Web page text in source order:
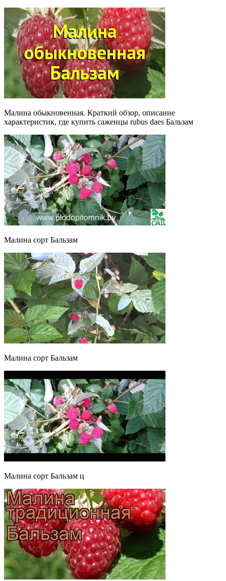
Малина обыкновенная. Краткий обзор, описание
характеристик, где купить саженцы rubus daes Бальзам
Малина сорт Бальзам
Малина сорт Бальзам
Малина сорт Бальзам ц